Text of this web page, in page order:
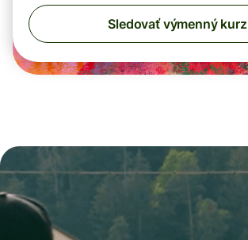
Sledovať výmenný kurz